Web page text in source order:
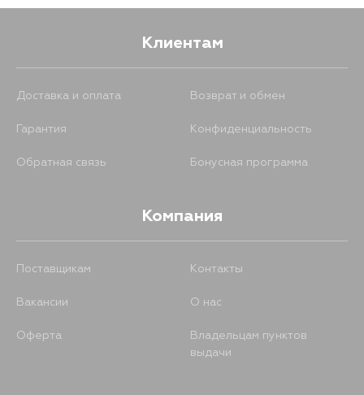
Клиентам
Доставка и оплата Возврат и обмен
Гарантия Конфиденциальность
Обратная связь Бонусная программа
Компания
Поставщикам Контакты
Вакансии О нас
Оферта
Владельцам пунктов
выдачи